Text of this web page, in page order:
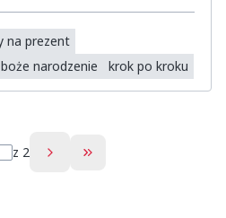
na prezent
boże narodzenie krok po kroku
z 2 Przejdź do